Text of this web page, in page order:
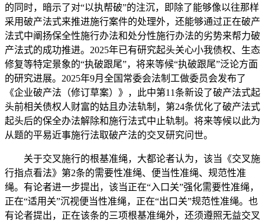
的同时，暗示了对“以执帮破”的注沉，即除了能够像以往那样
采用破产法式来推进施行案件的处理外，还能够通过正在破产
法式中阐扬保全性施行办法和处分性施行办法的劣势来帮力破
产法式的成功推进。2025年已有研究起头关心小我债权、生态
修复等特定景象的“执破跟尾”，将来等候“执破跟尾”泛论方面
的研究进展。2025年9月全国常委会法制工做委员会发布了
《企业破产法（修订草案）》，此中第11条新设了破产法式起
头前相关债权人财富的姑且办法轨制，第24条优化了破产法式
起头后的保全办法解除和施行法式中止轨制。将来等候以此为
从题的平易近事施行法取破产法的交叉研究问世。
关于交叉施行的根基准绳，大都论者认为，该当《交叉施
行指点看法》第2条的需要性准绳、便当性准绳、规范性准
绳。有论者进一步提出，该当正在“入口关”强化需要性准绳，
正在“适用关”沉视便当性准绳，正在“出口关”规范性准绳。也
有论者提出，正在该条的三项根基准绳外，还须遵照无益交叉